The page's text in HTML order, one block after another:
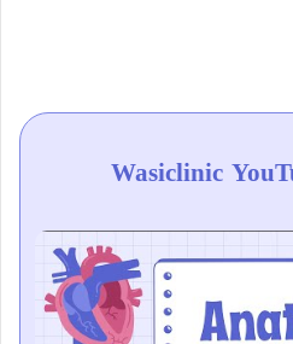
Wasiclinic